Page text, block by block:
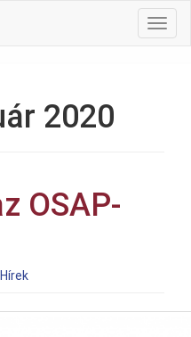
2020
OSAP-
Hírek